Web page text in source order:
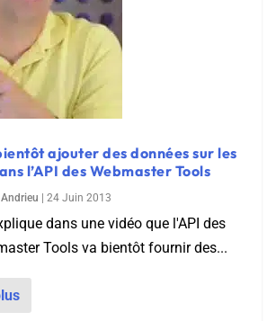
ajouter des données sur les
l’API des Webmaster Tools
| 24 Juin 2013
dans une vidéo que l'API des
Tools va bientôt fournir des...